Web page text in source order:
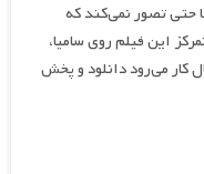
حتی تصور نمی‌کند که
این فیلم روی سامیا،
کار می‌رود دانلود و پخش